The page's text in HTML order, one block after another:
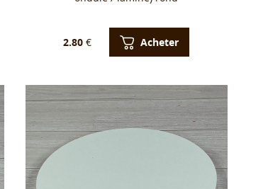
2.80 € Acheter